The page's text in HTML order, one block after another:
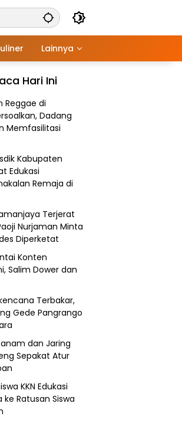
Lainnya
Hari Ini
Reggae di
Dadang
Memfasilitasi
Kabupaten
Edukasi
Remaja di
Terjerat
Nurjaman Minta
Diperketat
Konten
Salim Dower dan
Terbakar,
Gede Pangrango
dan Jaring
Sepakat Atur
KKN Edukasi
Ratusan Siswa